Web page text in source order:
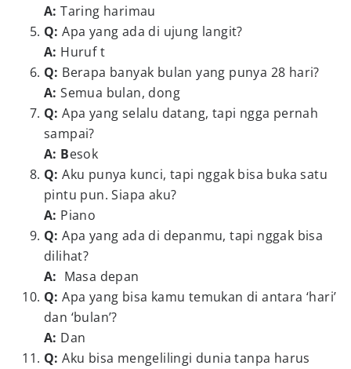
A:Taring harimau
Q:Apa yang ada di ujung langit?
A: Huruf t
Q: Berapa banyak bulan yang punya 28 hari?
A:Semua bulan, dong
Q:Apa yang selalu datang, tapi ngga pernah
sampai?
A: Besok
Q:Aku punya kunci, tapi nggak bisa buka satu
pintu pun. Siapa aku?
A: Piano
Q:Apa yang ada di depanmu, tapi nggak bisa
dilihat?
A: Masa depan
Q:Apa yang bisa kamu temukan di antara ‘hari’
dan ‘bulan’?
A: Dan
Q:Aku bisa mengelilingi dunia tanpa harus